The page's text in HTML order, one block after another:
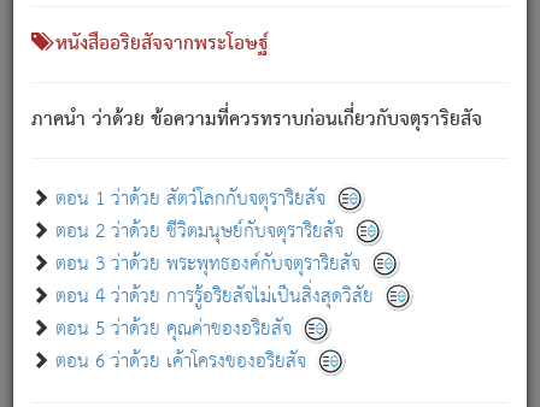
หนังสืออริยสัจจากพระโอษฐ์
ภาคนำ ว่าด้วย ข้อความที่ควรทราบก่อนเกี่ยวกับจตุราริยสัจ
ตอน 1 ว่าด้วย สัตว์โลกกับจตุราริยสัจ
ตอน 2 ว่าด้วย ชีวิตมนุษย์กับจตุราริยสัจ
ตอน 3 ว่าด้วย พระพุทธองค์กับจตุราริยสัจ
ตอน 4 ว่าด้วย การรู้อริยสัจไม่เป็นสิ่งสุดวิสัย
ตอน 5 ว่าด้วย คุณค่าของอริยสัจ
ตอน 6 ว่าด้วย เค้าโครงของอริยสัจ
เขาสำคัญสิ่งใด โดยความเป็นประการใด แต่สิ่งนั้นย่อมเป็น
(ตามที่เป็นจริง) โดยประการอื่นจากที่เขาสำคัญนั้น
สัตว์โลกติดข้องอยู่ในภพ ถูกภพบังหน้าแล้ว มีภพโดยความ
เป็นอย่างอื่น (จากที่มันเป็นอยู่จริง) จึงได้เพลิดเพลินยิ่งนักในภพ
เขาเพลิดเพลินยิ่งนักในสิ่งใด สิ่งนั้นเป็นภัย (ที่เขาไม่รู้จัก)
เขากลัวต่อสิ่งใดสิ่งนั้นเป็นทุกข์
พรหมจรรย์นี้ อันบุคคลย่อมประพฤติ ก็เพื่อการละขาดซึ่ง
ภพ.
สมณะหรือพราหมณ์เหล่าใด กล่าวความหลุดพ้นจากภพว่า
มีได้เพราะภพ เรากล่าวว่า สมณะหรือพราหมณ์ทั้งปวงนั้น
มิใช่ผู้หลดพ้นจากภพ.